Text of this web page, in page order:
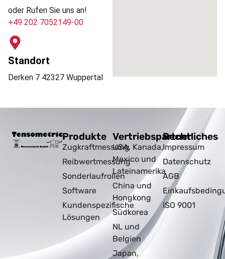
oder Rufen Sie uns an!
+49 202 7052149-00
Standort
Derken 7 42327 Wuppertal
Produkte
Zugkraftmessung
Reibwertmessung
Sonderlaufrollen
Software
Kundenspezifische
Lösungen
Vertriebspartner
USA, Kanada,
Mexico und
Lateinamerika
China und
Hongkong
Südkorea
NL und
Belgien
Japan,
Rechtliches
Impressum
Datenschutz
AGB
ISO 9001